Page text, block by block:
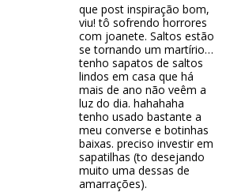
que post inspiração bom,
viu! tô sofrendo horrores
com joanete. Saltos estão
se tornando um martírio…
tenho sapatos de saltos
lindos em casa que há
mais de ano não veêm a
luz do dia. hahahaha
tenho usado bastante a
meu converse e botinhas
baixas. preciso investir em
sapatilhas (to desejando
muito uma dessas de
amarrações).